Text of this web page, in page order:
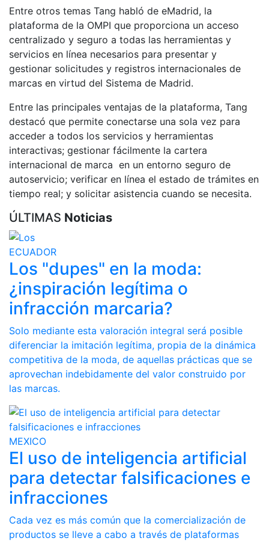
Entre otros temas Tang habló de eMadrid, la
plataforma de la OMPI que proporciona un acceso
centralizado y seguro a todas las herramientas y
servicios en línea necesarios para presentar y
gestionar solicitudes y registros internacionales de
marcas en virtud del Sistema de Madrid.
Entre las principales ventajas de la plataforma, Tang
destacó que permite conectarse una sola vez para
acceder a todos los servicios y herramientas
interactivas; gestionar fácilmente la cartera
internacional de marca en un entorno seguro de
autoservicio; verificar en línea el estado de trámites en
tiempo real; y solicitar asistencia cuando se necesita.
ÚLTIMAS Noticias
ECUADOR
Los "dupes" en la moda:
¿inspiración legítima o
infracción marcaria?
Solo mediante esta valoración integral será posible
diferenciar la imitación legítima, propia de la dinámica
competitiva de la moda, de aquellas prácticas que se
aprovechan indebidamente del valor construido por
las marcas.
MEXICO
El uso de inteligencia artificial
para detectar falsificaciones e
infracciones
Cada vez es más común que la comercialización de
productos se lleve a cabo a través de plataformas